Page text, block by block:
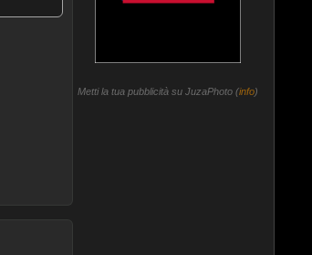
Metti la tua pubblicità su JuzaPhoto (info)